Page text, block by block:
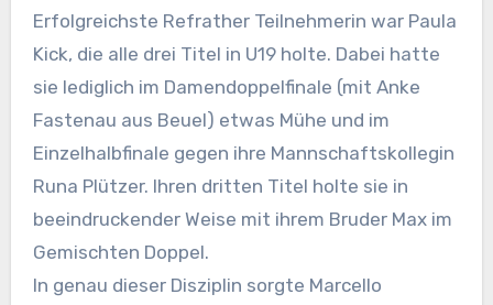
Erfolgreichste Refrather Teilnehmerin war Paula
Kick, die alle drei Titel in U19 holte. Dabei hatte
sie lediglich im Damendoppelfinale (mit Anke
Fastenau aus Beuel) etwas Mühe und im
Einzelhalbfinale gegen ihre Mannschaftskollegin
Runa Plützer. Ihren dritten Titel holte sie in
beeindruckender Weise mit ihrem Bruder Max im
Gemischten Doppel.
In genau dieser Disziplin sorgte Marcello